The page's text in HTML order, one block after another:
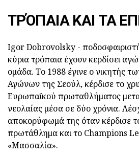
ΤΡΌΠΑΙΑ ΚΑΙ ΤΑ
Igor Dobrovolsky -
κύρια τρόπαια έχουν κερδίσει
ομάδα. Το 1988 έγινε ο νικητής
Αγώνων της Σεούλ, κέρδισε το
Ευρωπαϊκού πρωταθλήματος
νεολαίας μέσα σε δύο χρόνια.
αποκορύφωμά της όταν κέρδισε
πρωτάθλημα και το Champions
«Μασσαλία».